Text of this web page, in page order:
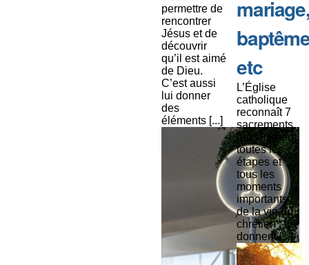
permettre de
rencontrer
Jésus et de
découvrir
qu’il est aimé
de Dieu.
C’est aussi
lui donner
des
éléments [...]
etc
L’Église
catholique
reconnaît 7
sacrements
qui touchent
toutes les
étapes et
tous les
moments
importants
de la vie du
chrétien : ils
donnent [...]